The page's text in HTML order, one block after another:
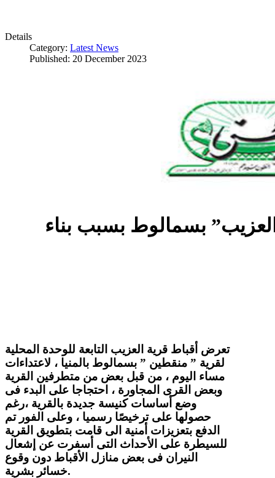
Details
Category: Latest News
Published: 20 December 2023
بسمالوط بسبب بناء
تعرض أقباط قرية العزيب التابعة للوحدة المحلية
لقرية ” منقطين ” بسمالوط بالمنيا ، لاعتداءات
مساء اليوم ، من قبل بعض من متطرفين القرية
وبعض القرى المجاورة ، احتجاجا على البدء فى
وضع أساسات كنيسة جديدة بالقرية ،رغم
حصولها على ترخيصًا رسميا ، وعلى الفور تم
الدفع بتعزيزات أمنية الى قامت بتطويق القرية
للسيطرة على الأحداث التى أسفرت عن إشعال
النيران فى بعض منازل الأقباط دون وقوع
خسائر بشرية.